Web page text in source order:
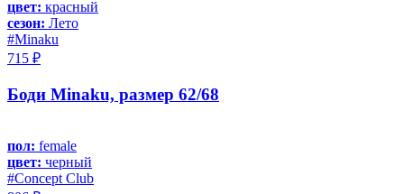
цвет: красный
сезон: Лето
#Minaku
715 ₽
Боди Minaku, размер 62/68
пол: female
цвет: черный
#Concept Club